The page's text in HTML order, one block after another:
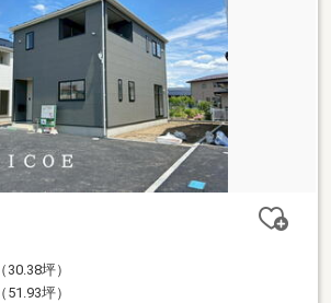
（30.38坪）
（51.93坪）